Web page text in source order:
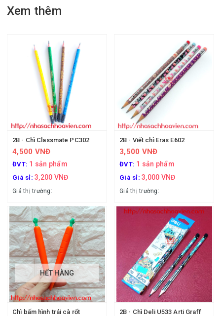
Xem thêm
2B - Chì Classmate PC302
4,500 VNĐ
ĐVT: 1 sản phẩm
Giá sỉ: 3,200 VNĐ
Giá thị trường:
2B - Viết chì Eras E602
3,500 VNĐ
ĐVT: 1 sản phẩm
Giá sỉ: 3,000 VNĐ
Giá thị trường:
HẾT HÀNG
Chì bấm hình trái cà rốt 2B - Chì Deli U533 Arti Graff